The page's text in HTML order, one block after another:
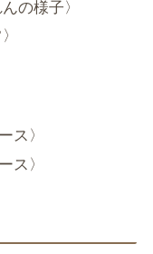
の様子〉
ス〉
ス〉